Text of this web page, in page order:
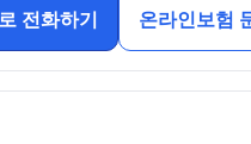
전화하기 온라인보험